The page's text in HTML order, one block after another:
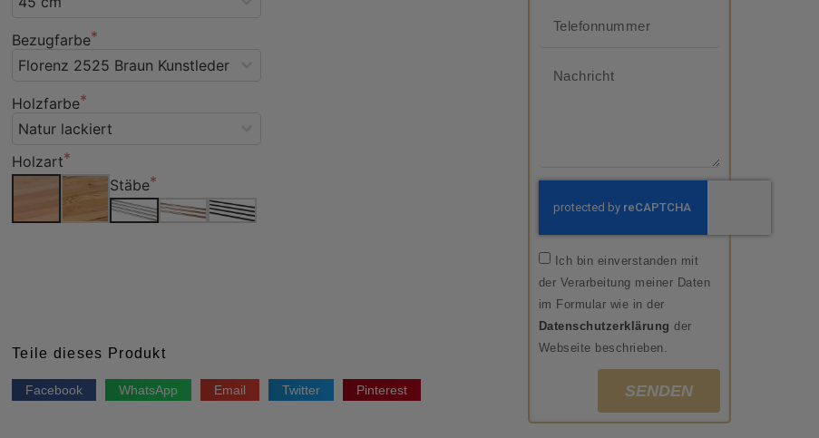
Bezugfarbe
Holzfarbe
Holzart
Stäbe
Teile dieses Produkt
Facebook WhatsApp Email Twitter Pinterest
Ich bin einverstanden mit
der Verarbeitung meiner Daten
im Formular wie in der
Datenschutzerklärung der
Webseite beschrieben.
SENDEN